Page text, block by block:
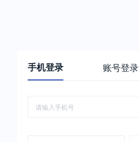
手机登录 账号登录